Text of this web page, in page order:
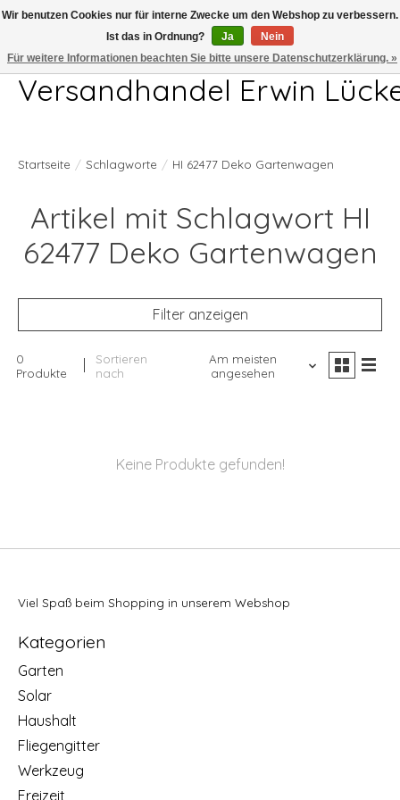
Telefon 04407 715872 MO-DO 7.00-17.00Uhr FR 7.00-13.00Uhr
Versandhandel Erwin
Startseite / Schlagworte / HI 62477 Deko Gartenwagen
Artikel mit Schlagwort HI
62477 Deko Gartenwagen
Filter anzeigen
0
Produkte
Sortieren
nach
Am meisten
angesehen
Keine Produkte gefunden!
Viel Spaß beim Shopping in unserem Webshop
Kategorien
Garten
Solar
Haushalt
Fliegengitter
Werkzeug
Freizeit
Wir benutzen Cookies nur für interne Zwecke um den Webshop zu verbessern.
Ist das in Ordnung?
Ja
Nein
Für weitere Informationen beachten Sie bitte unsere Datenschutzerklärung. »